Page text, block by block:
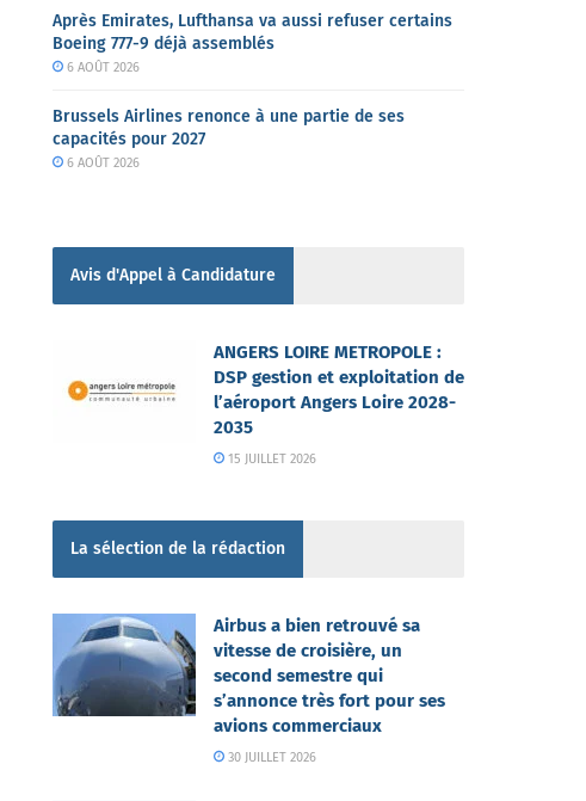
Après Emirates, Lufthansa va aussi refuser certains
Boeing 777-9 déjà assemblés
6 AOÛT 2026
Brussels Airlines renonce à une partie de ses
capacités pour 2027
6 AOÛT 2026
Avis d'Appel à Candidature
ANGERS LOIRE METROPOLE :
DSP gestion et exploitation de
l’aéroport Angers Loire 2028-
2035
15 JUILLET 2026
La sélection de la rédaction
Airbus a bien retrouvé sa
vitesse de croisière, un
second semestre qui
s’annonce très fort pour ses
avions commerciaux
30 JUILLET 2026